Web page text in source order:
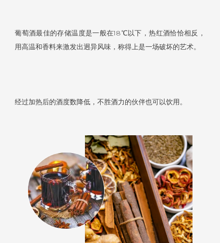
葡萄酒最佳的存储温度是一般在18℃以下，热红酒恰恰相反，
用高温和香料来激发出迥异风味，称得上是一场破坏的艺术。
经过加热后的酒度数降低，不胜酒力的伙伴也可以饮用。